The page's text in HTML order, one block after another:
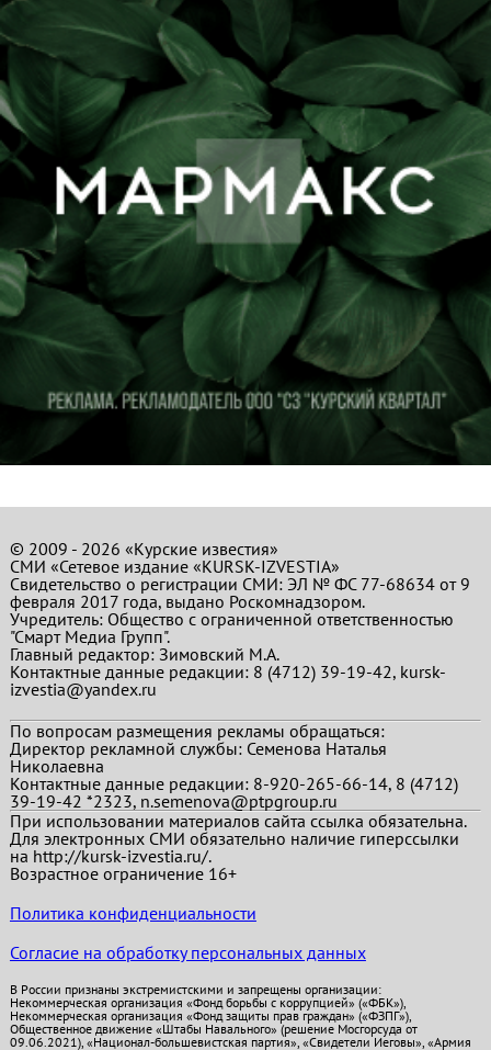
© 2009 - 2026 «Курские известия»
СМИ «Сетевое издание «KURSK-IZVESTIA»
Свидетельство о регистрации СМИ: ЭЛ № ФС 77-68634 от 9
февраля 2017 года, выдано Роскомнадзором.
Учредитель: Общество с ограниченной ответственностью
"Смарт Медиа Групп".
Главный редактор:Зимовский М.А.
Контактные данные редакции: 8 (4712) 39-19-42, kursk-
izvestia@yandex.ru
По вопросам размещения рекламы обращаться:
Директор рекламной службы: Семенова Наталья
Николаевна
Контактные данные редакции: 8-920-265-66-14, 8 (4712)
39-19-42 *2323, n.semenova@ptpgroup.ru
При использовании материалов сайта ссылка обязательна.
Для электронных СМИ обязательно наличие гиперссылки
на http://kursk-izvestia.ru/.
Возрастное ограничение 16+
Политика конфиденциальности
Согласие на обработку персональных данных
В России признаны экстремистскими и запрещены организации:
Некоммерческая организация «Фонд борьбы с коррупцией» («ФБК»),
Некоммерческая организация «Фонд защиты прав граждан» («ФЗПГ»),
Общественное движение «Штабы Навального» (решение Мосгорсуда от
09.06.2021), «Национал-большевистская партия», «Свидетели Иеговы», «Армия